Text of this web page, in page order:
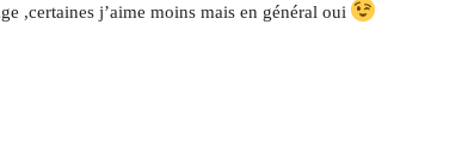
,certaines j’aime moins mais en général oui